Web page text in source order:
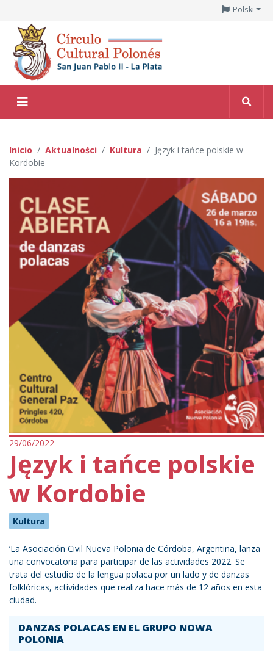
Polski
Inicio Aktualności Kultura
Język i tańce polskie w
Kordobie
29/06/2022
Język i tańce polskie
w Kordobie
Kultura
‘La Asociación Civil Nueva Polonia de Córdoba, Argentina, lanza
una convocatoria para participar de las actividades 2022. Se
trata del estudio de la lengua polaca por un lado y de danzas
folklóricas, actividades que realiza hace más de 12 años en esta
ciudad.
DANZAS POLACAS EN EL GRUPO NOWA
POLONIA